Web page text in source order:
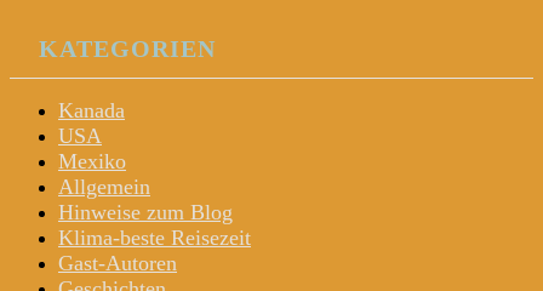
KATEGORIEN
Kanada
USA
Mexiko
Allgemein
Hinweise zum Blog
Klima-beste Reisezeit
Gast-Autoren